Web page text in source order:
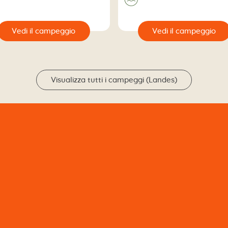
Vedi il campeggio 🔍 Vedi il campeggio
Visualizza tutti i campeggi (Landes)